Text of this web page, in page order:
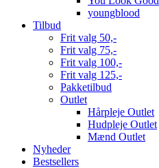
youngblood
Tilbud
Frit valg 50,-
Frit valg 75,-
Frit valg 100,-
Frit valg 125,-
Pakketilbud
Outlet
Hårpleje Outlet
Hudpleje Outlet
Mænd Outlet
Nyheder
Bestsellers